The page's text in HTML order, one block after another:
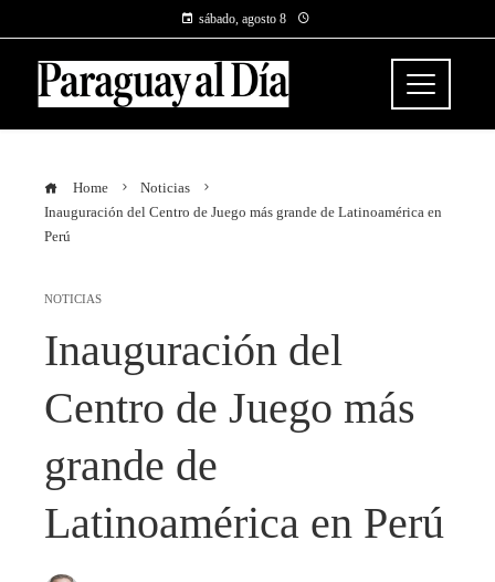
sábado, agosto 8
Home
Noticias
Inauguración del Centro de Juego más grande de Latinoamérica en
Perú
NOTICIAS
Inauguración del
Centro de Juego más
grande de
Latinoamérica en Perú